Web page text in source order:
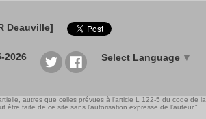
Deauville]
2026 Select Language ▼
autres que celles prévues à l'article L 122-5 du code de la
être faite de ce site sans l'autorisation expresse de l'auteur."